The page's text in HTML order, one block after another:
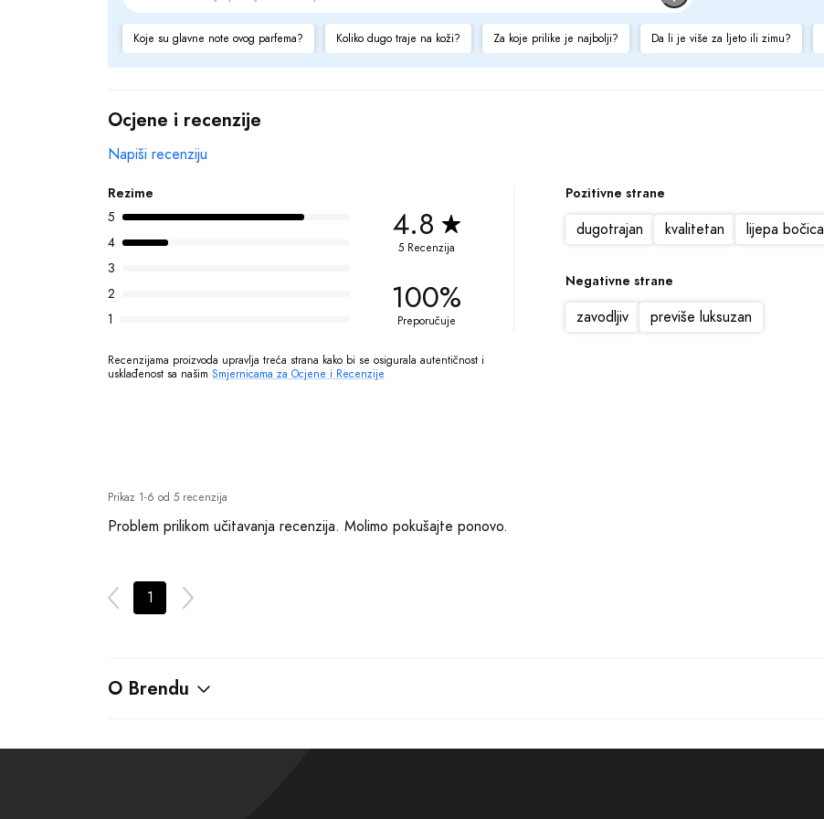
Koje su glavne note ovog parfema? Koliko dugo traje na koži? Za koje prilike je najbolji? Da li je više za ljeto ili zimu?
Ocjene i recenzije
Napiši recenziju
Rezime
5
4
3
2
1
4.8
5 Recenzija
100%
Preporučuje
Pozitivne strane
dugotrajan kvalitetan lijepa bočica
Negativne strane
zavodljiv previše luksuzan
Recenzijama proizvoda upravlja treća strana kako bi se osigurala autentičnost i
usklađenost sa našim Smjernicama za Ocjene i Recenzije
Prikaz 1-6 od 5 recenzija
Problem prilikom učitavanja recenzija. Molimo pokušajte ponovo.
1
O Brendu